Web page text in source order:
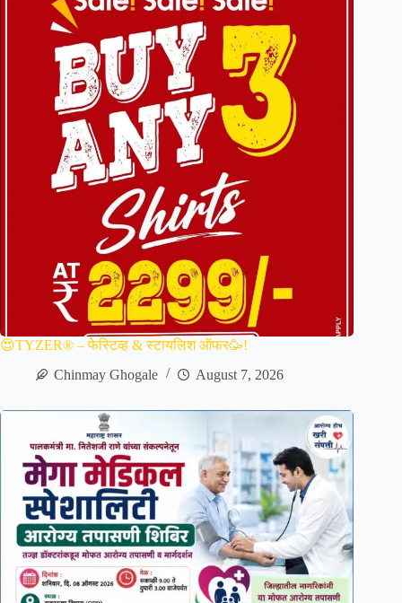
😍TYZER® – फेस्टिव्ह & स्टायलिश ऑफर🥳!
Chinmay Ghogale
August 7, 2026